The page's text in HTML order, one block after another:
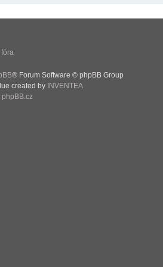
® Forum Software © phpBB Group
created by INVENTEA
phpBB.cz